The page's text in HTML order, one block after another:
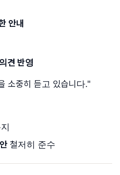
안내
견 반영
소중히 듣고 있습니다."
철저히 준수